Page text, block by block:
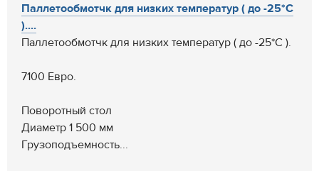
Паллетообмотчк для низких температур ( до -25*С
)....
Паллетообмотчк для низких температур ( до -25*С ).
7100 Евро.
Поворотный стол
Диаметр 1 500 мм
Грузоподъемность...